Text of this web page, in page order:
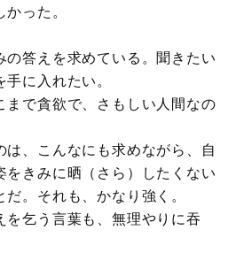
った。
答えを求めている。聞きたい
に入れたい。
まで貪欲で、さもしい人間なの
、こんなにも求めながら、自
きみに晒（さら）したくない
。それも、かなり強く。
乞う言葉も、無理やりに吞